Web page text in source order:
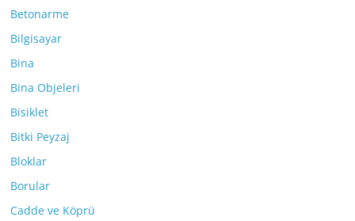
Betonarme
Bilgisayar
Bina
Bina Objeleri
Bisiklet
Bitki Peyzaj
Bloklar
Borular
Cadde ve Köprü